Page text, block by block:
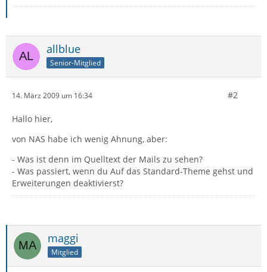
allblue
Senior-Mitglied
14. März 2009 um 16:34 #2
Hallo hier,
von NAS habe ich wenig Ahnung, aber:
- Was ist denn im Quelltext der Mails zu sehen?
- Was passiert, wenn du Auf das Standard-Theme gehst und
Erweiterungen deaktivierst?
maggi
Mitglied